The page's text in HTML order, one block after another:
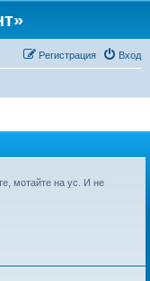
Вход
Регистрация
мотайте на ус. И не